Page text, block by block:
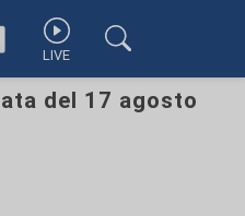
LIVE
del 17 agosto